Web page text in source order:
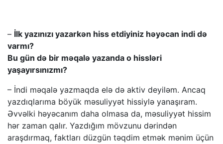
– İlk yazınızı yazarkən hiss etdiyiniz həyəcan indi də
varmı?
Bu gün də bir məqalə yazanda o hissləri
yaşayırsınızmı?
– İndi məqalə yazmaqda elə də aktiv deyiləm. Ancaq
yazdıqlarıma böyük məsuliyyət hissiylə yanaşıram.
Əvvəlki həyəcanım daha olmasa da, məsuliyyət hissim
hər zaman qalır. Yazdığım mövzunu dərindən
araşdırmaq, faktları düzgün təqdim etmək mənim üçün